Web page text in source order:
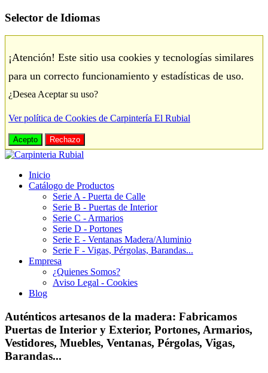
Selector de Idiomas
¡Atención! Este sitio usa cookies y tecnologías similares
para un correcto funcionamiento y estadísticas de uso.
¿Desea Aceptar su uso?
Ver política de Cookies de Carpintería El Rubial
Acepto Rechazo
Inicio
Catálogo de Productos
Serie A - Puerta de Calle
Serie B - Puertas de Interior
Serie C - Armarios
Serie D - Portones
Serie E - Ventanas Madera/Aluminio
Serie F - Vigas, Pérgolas, Barandas...
Empresa
¿Quienes Somos?
Aviso Legal - Cookies
Blog
Auténticos artesanos de la madera: Fabricamos
Puertas de Interior y Exterior, Portones, Armarios,
Vestidores, Muebles, Ventanas, Pérgolas, Vigas,
Barandas...